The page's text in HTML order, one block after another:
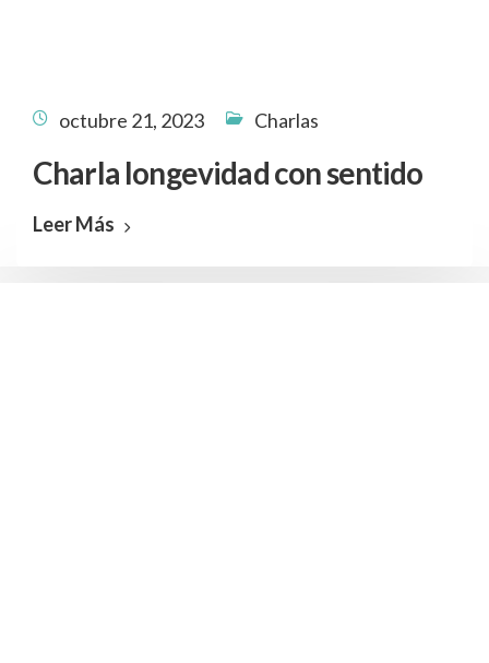
octubre 21, 2023 Charlas
Charla longevidad con sentido
Leer Más